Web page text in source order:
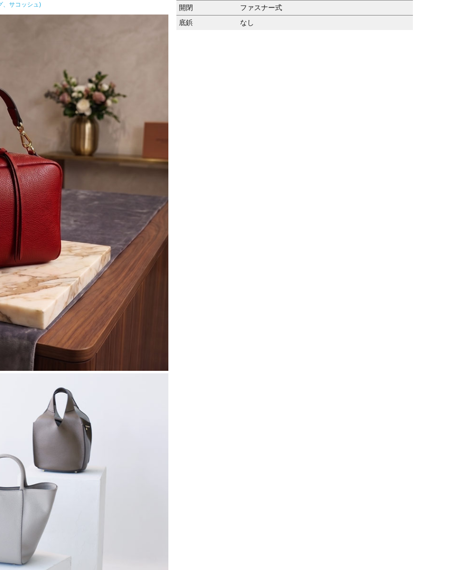
、サコッシュ)
開閉
ファスナー式
底鋲
なし